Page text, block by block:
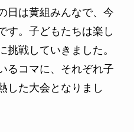
日は黄組みんなで、今
す。子どもたちは楽し
挑戦していきました。
るコマに、それぞれ子
した大会となりまし